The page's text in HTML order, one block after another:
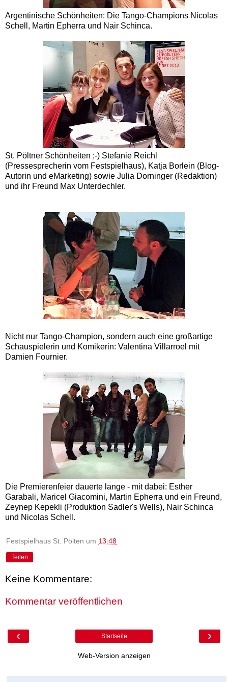
Argentinische Schönheiten: Die Tango-Champions Nicolas
Schell, Martin Epherra und Nair Schinca.
St. Pöltner Schönheiten ;-) Stefanie Reichl
(Pressesprecherin vom Festspielhaus), Katja Borlein (Blog-
Autorin und eMarketing) sowie Julia Dorninger (Redaktion)
und ihr Freund Max Unterdechler.
Nicht nur Tango-Champion, sondern auch eine großartige
Schauspielerin und Komikerin: Valentina Villarroel mit
Damien Fournier.
Die Premierenfeier dauerte lange - mit dabei: Esther
Garabali, Maricel Giacomini, Martin Epherra und ein Freund,
Zeynep Kepekli (Produktion Sadler's Wells), Nair Schinca
und Nicolas Schell.
Festspielhaus St. Pölten um 13:48
Teilen
Keine Kommentare:
Kommentar veröffentlichen
‹ ›
Startseite
Web-Version anzeigen